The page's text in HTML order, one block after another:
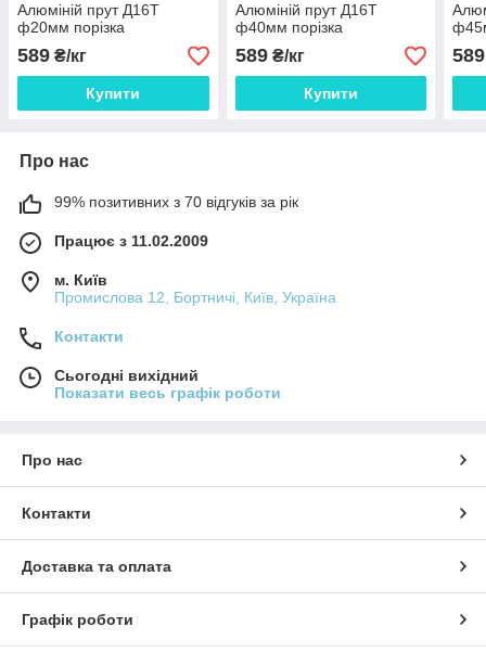
Алюміній прут Д16Т
ф20мм порізка
589 ₴/кг
Купити
Алюміній прут Д16Т
ф40мм порізка
589₴/кг
Купити
589
Про нас
99% позитивних з 70 відгуків за рік
Працює з 11.02.2009
м. Київ
Промислова 12, Бортничі, Київ, Україна
Контакти
Сьогодні вихідний
Показати весь графік роботи
Про нас
Контакти
Доставка та оплата
Графік роботи